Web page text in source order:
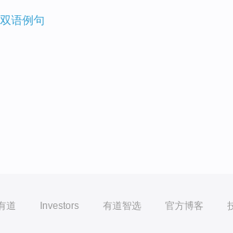
语例句
道 Investors 有道智选 官方博客